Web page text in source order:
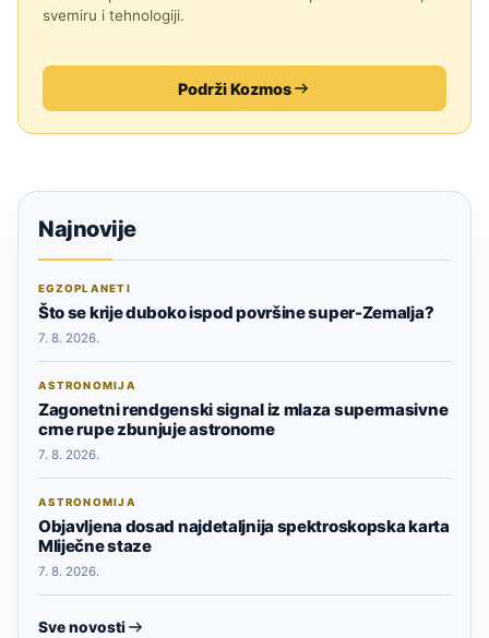
svemiru i tehnologiji.
Podrži Kozmos
Najnovije
EGZOPLANETI
Što se krije duboko ispod površine super-Zemalja?
7. 8. 2026.
ASTRONOMIJA
Zagonetni rendgenski signal iz mlaza supermasivne
crne rupe zbunjuje astronome
7. 8. 2026.
ASTRONOMIJA
Objavljena dosad najdetaljnija spektroskopska karta
Mliječne staze
7. 8. 2026.
Sve novosti